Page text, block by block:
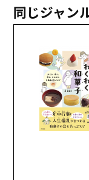
同じジャン